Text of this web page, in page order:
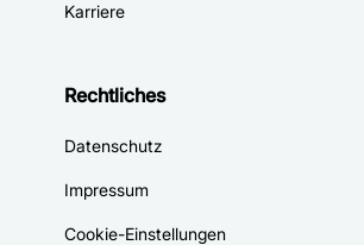
Karriere
Rechtliches
Datenschutz
Impressum
Cookie-Einstellungen